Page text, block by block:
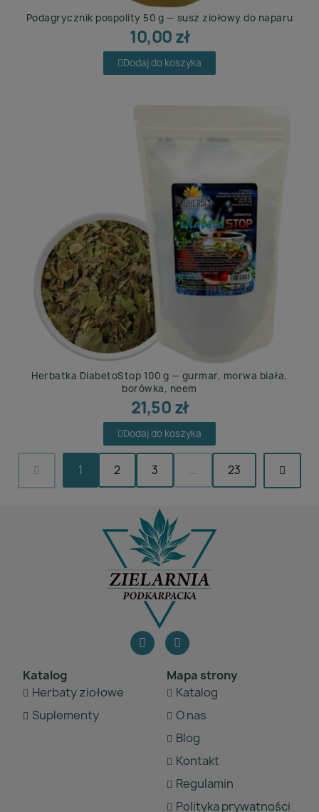
Podagrycznik pospolity 50 g — susz ziołowy do naparu
10,00 zł
Dodaj do koszyka
Herbatka DiabetoStop 100 g — gurmar, morwa biała,
borówka, neem
21,50 zł
Dodaj do koszyka
1 2 3 … 23
Katalog
Herbaty ziołowe
Suplementy
Mapa strony
Katalog
O nas
Blog
Kontakt
Regulamin
Polityka prywatności